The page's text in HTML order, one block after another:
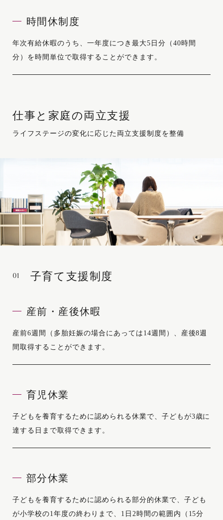
時間休制度
年次有給休暇のうち、一年度につき最大5日分（40時間
分）を時間単位で取得することができます。
仕事と家庭の両立支援
ライフステージの変化に応じた両立支援制度を整備
01 子育て支援制度
産前・産後休暇
産前6週間（多胎妊娠の場合にあっては14週間）、産後8週
間取得することができます。
育児休業
子どもを養育するために認められる休業で、子どもが3歳に
達する日まで取得できます。
部分休業
子どもを養育するために認められる部分的休業で、子ども
が小学校の1年度の終わりまで、1日2時間の範囲内（15分